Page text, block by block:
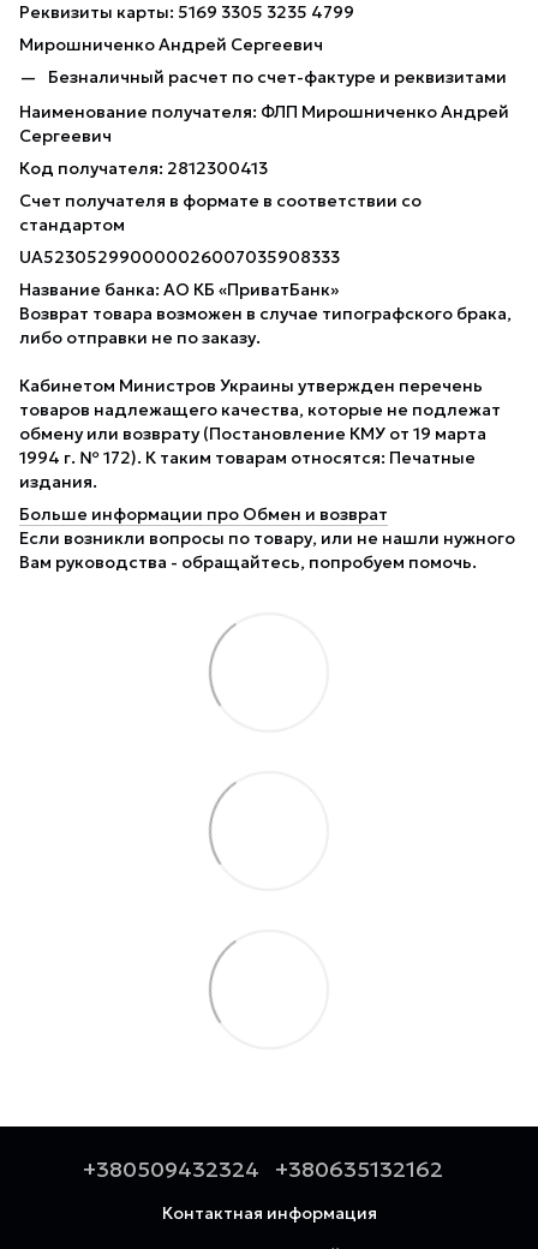
Реквизиты карты: 5169 3305 3235 4799
Мирошниченко Андрей Сергеевич
Безналичный расчет по счет-фактуре и реквизитами
Наименование получателя: ФЛП Мирошниченко Андрей
Сергеевич
Код получателя: 2812300413
Счет получателя в формате в соответствии со
стандартом
UA523052990000026007035908333
Название банка: АО КБ «ПриватБанк»
Возврат товара возможен в случае типографского брака,
либо отправки не по заказу.
Кабинетом Министров Украины утвержден перечень
товаров надлежащего качества, которые не подлежат
обмену или возврату (Постановление КМУ от 19 марта
1994 г. № 172). К таким товарам относятся: Печатные
издания.
Больше информации про Обмен и возврат
Если возникли вопросы по товару, или не нашли нужного
Вам руководства - обращайтесь, попробуем помочь.
+380509432324 +380635132162
Контактная информация